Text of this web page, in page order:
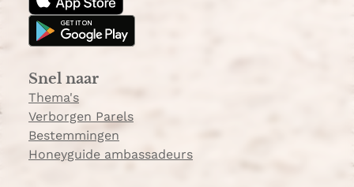
a
g
r
m
o
k
Snel naar
Thema's
Verborgen Parels
Bestemmingen
Honeyguide ambassadeurs